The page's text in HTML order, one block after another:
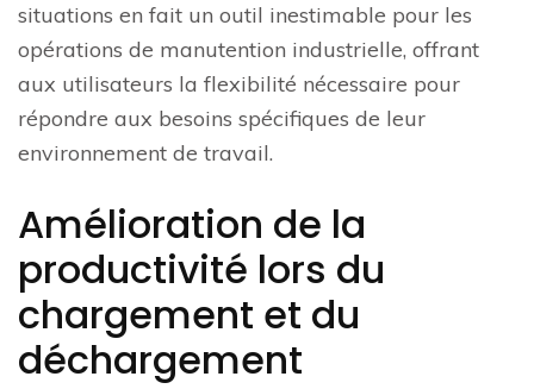
situations en fait un outil inestimable pour les
opérations de manutention industrielle, offrant
aux utilisateurs la flexibilité nécessaire pour
répondre aux besoins spécifiques de leur
environnement de travail.
Amélioration de la
productivité lors du
chargement et du
déchargement